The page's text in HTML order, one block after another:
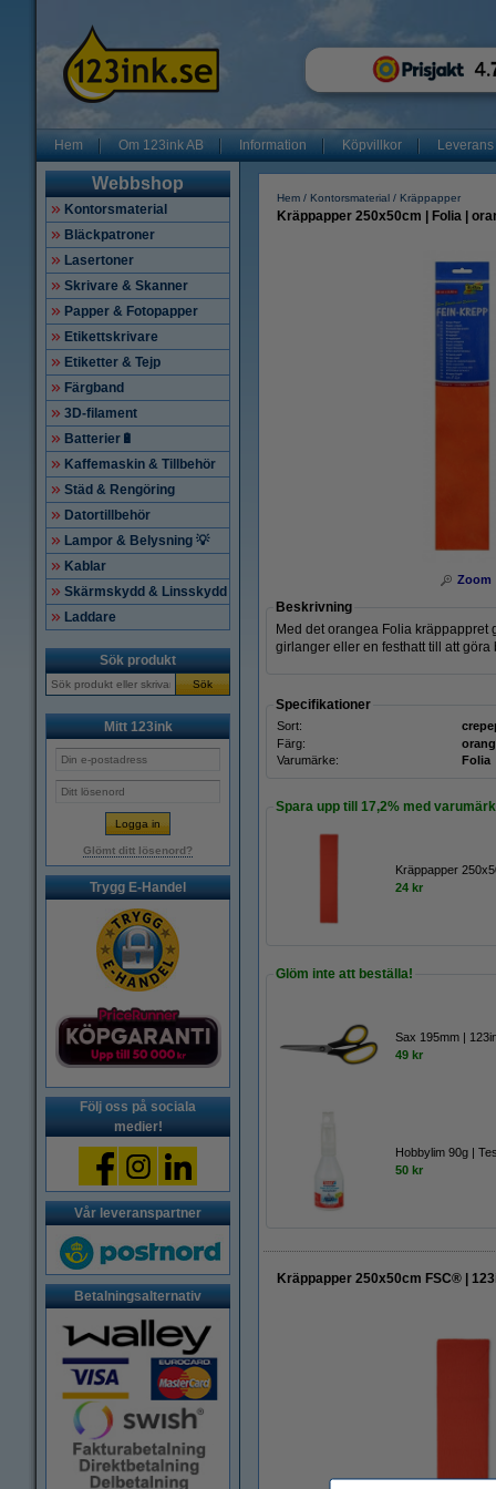
Hem Om 123ink AB Information Köpvillkor Leverans
Webbshop
Kontorsmaterial
Bläckpatroner
Lasertoner
Skrivare & Skanner
Papper & Fotopapper
Etikettskrivare
Etiketter & Tejp
Färgband
3D-filament
Batterier🔋
Kaffemaskin & Tillbehör
Städ & Rengöring
Datortillbehör
Lampor & Belysning 💡
Kablar
Skärmskydd & Linsskydd
Laddare
Sök produkt
Sök
Mitt 123ink
Glömt ditt lösenord?
Trygg E-Handel
Följ oss på sociala
medier!
Vår leveranspartner
Betalningsalternativ
Hem Kontorsmaterial Kräppapper
Kräppapper 250x50cm | Folia |
Zoom
Beskrivning
Med det orangea Folia
girlanger eller en festhatt till att
Specifikationer
Sort:
Färg:
Varumärke:
Folia
Spara upp till 17,2% med
Kräppapper
24 kr
Glöm inte att beställa!
Sax 195mm |
49 kr
Hobbylim 90g |
50 kr
Kräppapper 250x50cm FSC® |